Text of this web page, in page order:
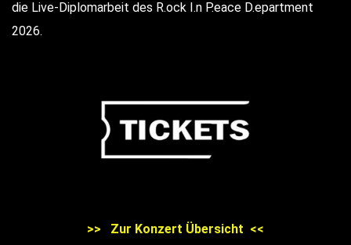
die Live-Diplomarbeit des R.ock I.n P.eace D.epartment
2026.
>> Zur Konzert Übersicht <<